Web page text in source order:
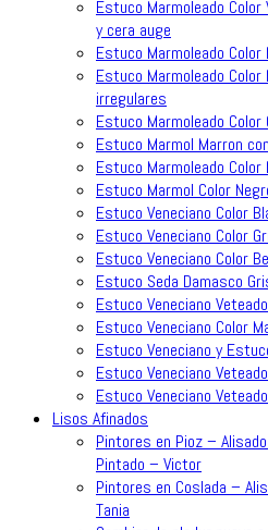
Estuco Marmoleado
y cera auge
Estuco Marmoleado
Estuco Marmoleado
irregulares
Estuco Marmoleado
Estuco Marmol Marron
Estuco Marmoleado
Estuco Marmol Color
Estuco Veneciano Color
Estuco Veneciano Color
Estuco Veneciano Color
Estuco Seda Damasco
Estuco Veneciano
Estuco Veneciano Color
Estuco Veneciano y
Estuco Veneciano
Estuco Veneciano
Lisos Afinados
Pintores en Pioz –
Pintado – Victor
Pintores en Coslada –
Tania